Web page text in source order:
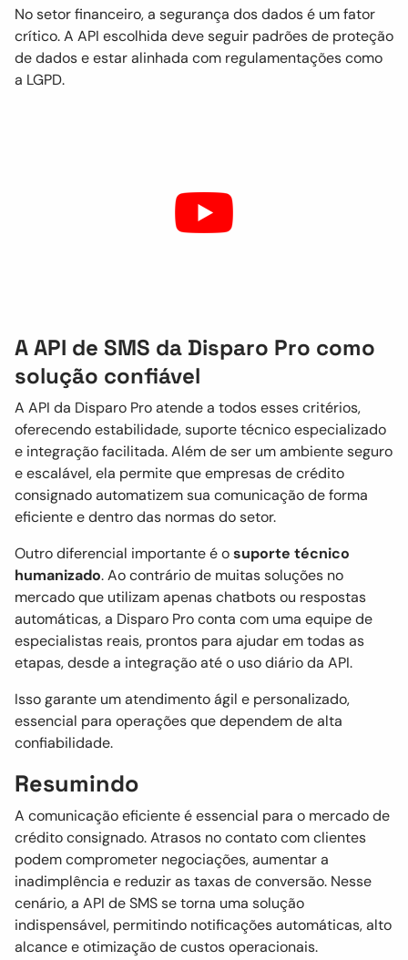
No setor financeiro, a segurança dos dados é um fator
crítico. A API escolhida deve seguir padrões de proteção
de dados e estar alinhada com regulamentações como
a LGPD.
A API de SMS da Disparo Pro como
solução confiável
A API da Disparo Pro atende a todos esses critérios,
oferecendo estabilidade, suporte técnico especializado
e integração facilitada. Além de ser um ambiente seguro
e escalável, ela permite que empresas de crédito
consignado automatizem sua comunicação de forma
eficiente e dentro das normas do setor.
Outro diferencial importante é osuporte técnico
humanizado. Ao contrário de muitas soluções no
mercado que utilizam apenas chatbots ou respostas
automáticas, a Disparo Pro conta com uma equipe de
especialistas reais, prontos para ajudar em todas as
etapas, desde a integração até o uso diário da API.
Isso garante um atendimento ágil e personalizado,
essencial para operações que dependem de alta
confiabilidade.
Resumindo
A comunicação eficiente é essencial para o mercado de
crédito consignado. Atrasos no contato com clientes
podem comprometer negociações, aumentar a
inadimplência e reduzir as taxas de conversão. Nesse
cenário, a API de SMS se torna uma solução
indispensável, permitindo notificações automáticas, alto
alcance e otimização de custos operacionais.